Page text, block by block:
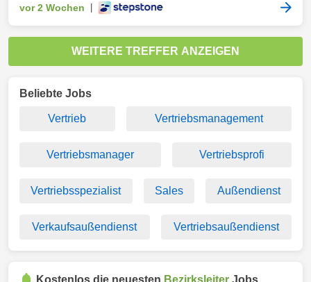
vor 2 Wochen
WEITERE TREFFER ANZEIGEN
Beliebte Jobs
Vertrieb Vertriebsmanagement
Vertriebsmanager Vertriebsprofi
Vertriebsspezialist Sales Außendienst
Verkaufsaußendienst Vertriebsaußendienst
Kostenlos die neuesten Bezirksleiter Jobs